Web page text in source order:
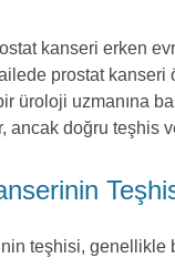
kanseri erken
prostat kanseri
üroloji uzmanına
ancak doğru teşhis
teşhisi, genellikle